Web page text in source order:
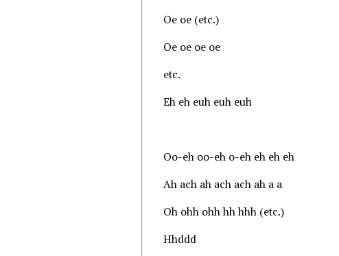
Oe oe (etc.)
Oe oe oe oe
etc.
Eh eh euh euh euh
Oo-eh oo-eh o-eh eh eh eh
Ah ach ah ach ach ah a a
Oh ohh ohh hh hhh (etc.)
Hhddd